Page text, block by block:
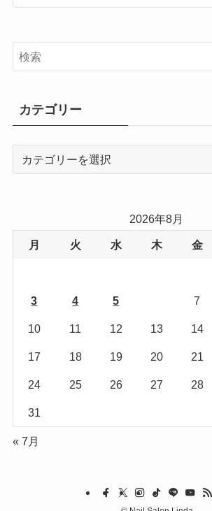
カテゴリー
2026年8月
月 火 水 木 金
3 4 5 7
10 11 12 13 14
17 18 19 20 21
24 25 26 27 28
31
« 7月